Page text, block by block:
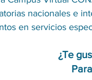
nacionales e
en servicios
¿Te